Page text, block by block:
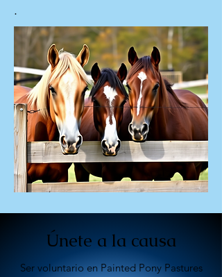
.
Únete a la causa
Ser voluntario en Painted Pony Pastures